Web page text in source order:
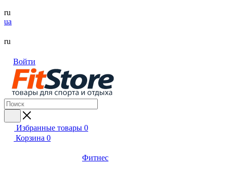
ru
ua
ru
Войти
Избранные товары 0
Корзина 0
Фитнес